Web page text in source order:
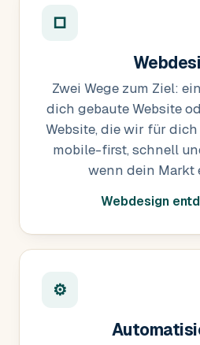
□
Zwei Wege zum Ziel:
dich gebaute Website
Website, die wir für dich
mobile-first, schnell
wenn dein Markt
Webdesign
⚙